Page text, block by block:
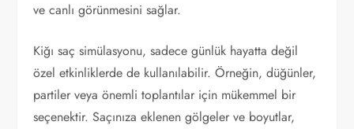
ve canlı görünmesini sağlar.
Kiğı saç simülasyonu, sadece günlük hayatta değil
özel etkinliklerde de kullanılabilir. Örneğin, düğünler,
partiler veya önemli toplantılar için mükemmel bir
seçenektir. Saçınıza eklenen gölgeler ve boyutlar,